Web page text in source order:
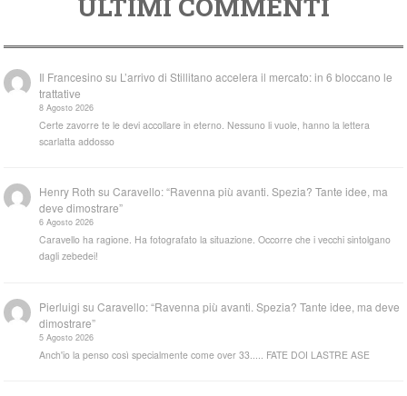
ULTIMI COMMENTI
Il Francesino su L’arrivo di Stillitano accelera il mercato: in 6 bloccano le
trattative
8 Agosto 2026
Certe zavorre te le devi accollare in eterno. Nessuno li vuole, hanno la lettera
scarlatta addosso
Henry Roth suCaravello: “Ravenna più avanti. Spezia? Tante idee, ma
deve dimostrare”
6 Agosto 2026
Caravello ha ragione. Ha fotografato la situazione. Occorre che i vecchi sintolgano
dagli zebedei!
Pierluigi suCaravello: “Ravenna più avanti. Spezia? Tante idee, ma deve
dimostrare”
5 Agosto 2026
Anch'io la penso così specialmente come over 33..... FATE DOI LASTRE ASE